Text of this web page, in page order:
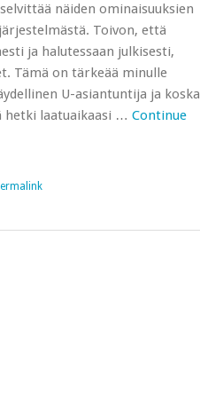
näiden ominaisuuksien
Toivon, että
ja halutessaan julkisesti,
Tämä on tärkeää minulle
U-asiantuntija ja koska
hetki laatuaikaasi … Continue